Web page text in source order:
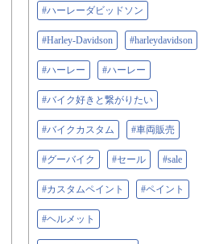
#ハーレーダビッドソン
#Harley-Davidson #harleydavidson
#ハーレー #ハーレー
#バイク好きと繋がりたい
#バイクカスタム #車両販売
#グーバイク #セール #sale
#カスタムペイント #ペイント
#ヘルメット